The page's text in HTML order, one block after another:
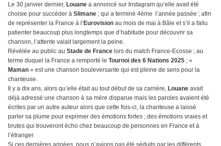
Le 30 janvier dernier, Louane a annoncé sur Instagram qu’elle avait été
choisie pour succéder à Slimane ; qui a terminé 4ème l’année passée ; afin
de représenter la France à l’ Eurovision au mois de mai à Bâle et s’il a fallu
patienter beaucoup plus longtemps que d’habitude pour découvrir sa
chanson, l’attente valait largement la peine.
Révélée au public au Stade de France lors du match France-Ecosse ; au
terme duquel la France a remporté le Tournoi des 6 Nations 2025 ; «
Maman » est une chanson bouleversante qui est pleine de sens pour la
chanteuse.
Il y a dix ans, alors qu’elle était au tout début de sa carrière, Louane avait
déjà adressé une chanson à sa mère disparue mais les paroles avaient été
écrites par un autre auteur alors que cette fois-ci, la chanteuse a laissé
parler sa plume pour exprimer des émotions fortes ; des émotions vraies et
brutes qui trouveront écho chez beaucoup de personnes en France et à
l’étranger.
Si ces dernières années, nous n’avions pas été séduits par les différents